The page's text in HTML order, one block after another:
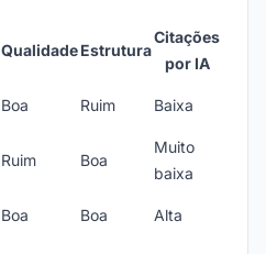
QualidadeEstrutura
Citações
por IA
Boa Ruim Baixa
Ruim Boa
Muito
baixa
Boa Boa Alta